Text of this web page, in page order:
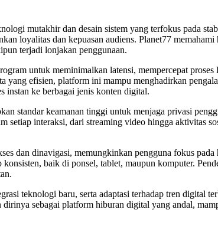
mutakhir dan desain sistem yang terfokus pada
loyalitas dan kepuasan audiens. Planet77
terjadi lonjakan penggunaan.
untuk meminimalkan latensi, mempercepat
yang efisien, platform ini mampu menghadirkan
instan ke berbagai jenis konten digital.
standar keamanan tinggi untuk menjaga privasi
setiap interaksi, dari streaming video hingga aktivitas
dan dinavigasi, memungkinkan pengguna fokus pada
baik di ponsel, tablet, maupun komputer.
teknologi baru, serta adaptasi terhadap tren digital
sebagai platform hiburan digital yang andal,